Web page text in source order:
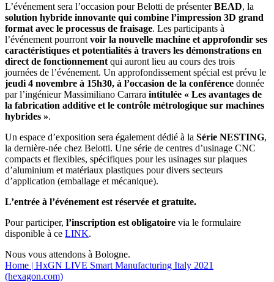
L’événement sera l’occasion pour Belotti de présenterBEAD, la
solution hybride innovante qui combine l’impression 3D grand
format avec le processus de fraisage. Les participants à
l’événement pourront voir la nouvelle machine et approfondir ses
caractéristiques et potentialités à travers les démonstrations en
direct de fonctionnement qui auront lieu au cours des trois
journées de l’événement. Un approfondissement spécial est prévu le
jeudi 4 novembre à 15h30, à l’occasion de la conférence donnée
par l’ingénieur Massimiliano Carrara intitulée « Les avantages de
la fabrication additive et le contrôle métrologique sur machines
hybrides ».
Un espace d’exposition sera également dédié à la Série NESTING,
la dernière-née chez Belotti. Une série de centres d’usinage CNC
compacts et flexibles, spécifiques pour les usinages sur plaques
d’aluminium et matériaux plastiques pour divers secteurs
d’application (emballage et mécanique).
L’entrée à l’événement est réservée et gratuite.
Pour participer, l’inscription est obligatoire via le formulaire
disponible à ce LINK.
Nous vous attendons à Bologne.
Home | HxGN LIVE Smart Manufacturing Italy 2021
(hexagon.com)